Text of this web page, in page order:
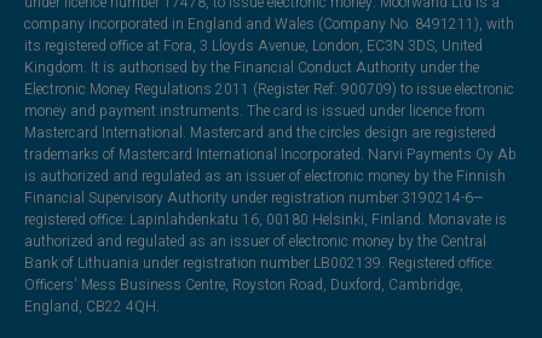
company incorporated in England and Wales (Company No. 8491211), with
its registered office at Fora, 3 Lloyds Avenue, London, EC3N 3DS, United
Kingdom. It is authorised by the Financial Conduct Authority under the
Electronic Money Regulations 2011 (Register Ref: 900709) to issue electronic
money and payment instruments. The card is issued under licence from
Mastercard International. Mastercard and the circles design are registered
trademarks of Mastercard International Incorporated. Narvi Payments Oy Ab
is authorized and regulated as an issuer of electronic money by the Finnish
Financial Supervisory Authority under registration number 3190214-6—
registered office: Lapinlahdenkatu 16, 00180 Helsinki, Finland. Monavate is
authorized and regulated as an issuer of electronic money by the Central
Bank of Lithuania under registration number LB002139. Registered office:
Officers' Mess Business Centre, Royston Road, Duxford, Cambridge,
England, CB22 4QH.